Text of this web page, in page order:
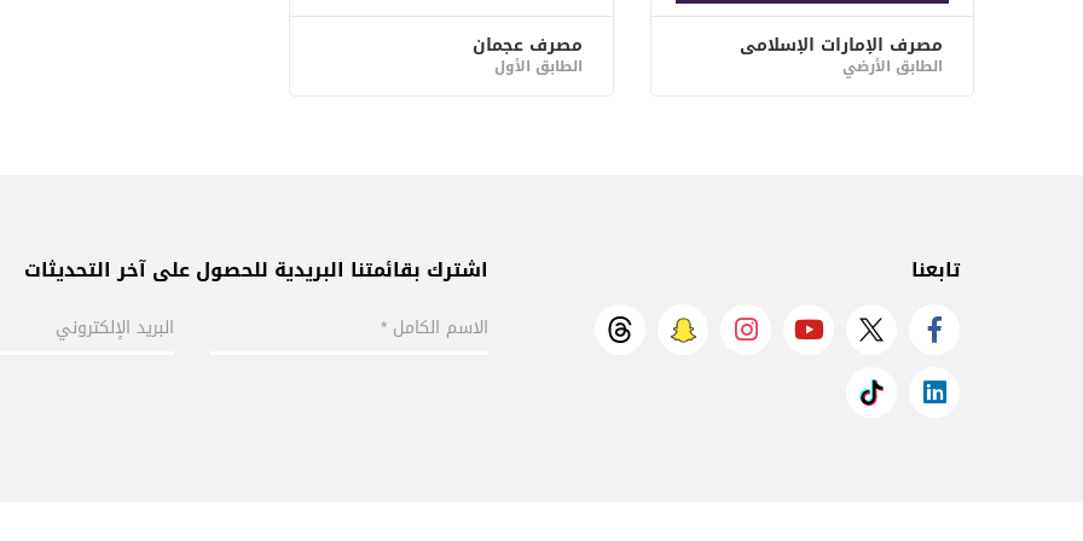
مصرف الإمارات الإسلامي
الطابق الأرضي
مصرف عجمان
الطابق الأول
تابعنا اشترك بقائمتنا البريدية للحصول على آخر التحديثات